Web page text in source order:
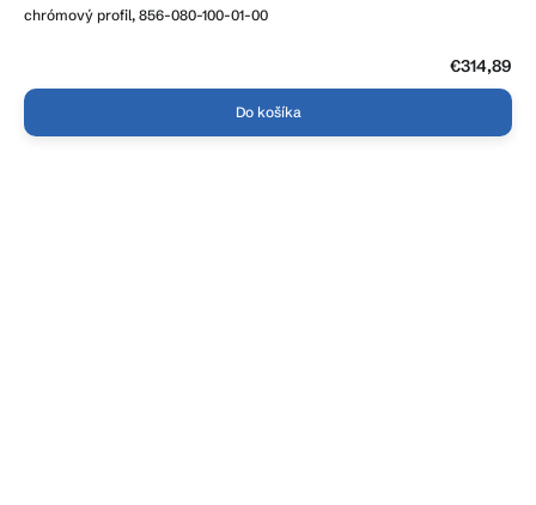
chrómový profil, 856-080-100-01-00
€314,89
Do košíka